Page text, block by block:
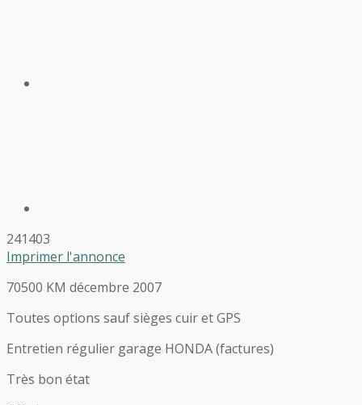
241403
Imprimer l'annonce
70500 KM décembre 2007
Toutes options sauf sièges cuir et GPS
Entretien régulier garage HONDA (factures)
Très bon état